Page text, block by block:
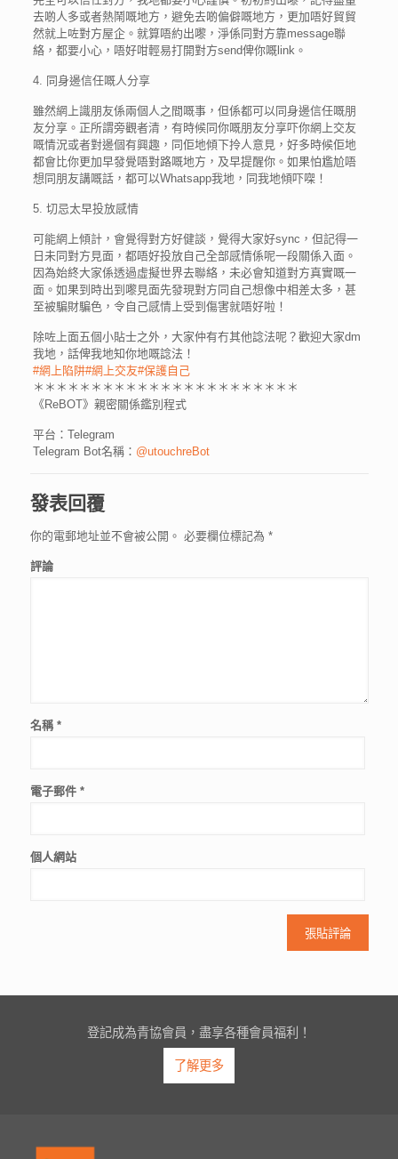
去啲人多或者熱鬧嘅地方，避免去啲偏僻嘅地方，更加唔好貿貿
然就上咗對方屋企。就算唔約出嚟，淨係同對方靠message聯
絡，都要小心，唔好咁輕易打開對方send俾你嘅link。
4. 同身邊信任嘅人分享
雖然網上識朋友係兩個人之間嘅事，但係都可以同身邊信任嘅朋
友分享。正所謂旁觀者清，有時候同你嘅朋友分享吓你網上交友
嘅情況或者對邊個有興趣，同佢地傾下拎人意見，好多時候佢地
都會比你更加早發覺唔對路嘅地方，及早提醒你。如果怕尷尬唔
想同朋友講嘅話，都可以Whatsapp我地，同我地傾吓㗎！
5. 切忌太早投放感情
可能網上傾計，會覺得對方好健談，覺得大家好sync，但記得一
日未同對方見面，都唔好投放自己全部感情係呢一段關係入面。
因為始終大家係透過虛擬世界去聯絡，未必會知道對方真實嘅一
面。如果到時出到嚟見面先發現對方同自己想像中相差太多，甚
至被騙財騙色，令自己感情上受到傷害就唔好啦！
除咗上面五個小貼士之外，大家仲有冇其他諗法呢？歡迎大家dm
我地，話俾我地知你地嘅諗法！
#網上陷阱#網上交友#保護自己
＊＊＊＊＊＊＊＊＊＊＊＊＊＊＊＊＊＊＊＊＊＊＊
《ReBOT》親密關係鑑別程式
平台：Telegram
Telegram Bot名稱： @utouchreBot
發表回覆
你的電郵地址並不會被公開。 必要欄位標記為 *
評論
名稱 *
電子郵件 *
個人網站
登記成為青協會員，盡享各種會員福利！
了解更多